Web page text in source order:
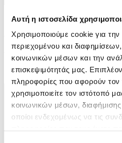
Αυτή η ιστοσελίδα
Χρησιμοποιούμε cookie για την
περιεχομένου και
κοινωνικών μέσων και την
επισκεψιμότητάς μας.
πληροφορίες που αφορούν
χρησιμοποιείτε τον ιστότοπό
κοινωνικών μέσων,
οποίοι ενδεχομένως να τις
Φωτογραφία: JAMES ROSS
epa12826580 Denmark's Queen
MCG in Melbourne, Australia, 17
visiting Australia from 14 March
ROSS AUSTRALIA AND NEW
10 / 13